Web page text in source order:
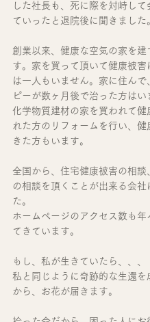
した社長も、死に際を対峙して
ていったと退院後に聞きました
創業以来、健康な空気の家を建
す。家を買って頂いて健康被害
は一人もいません。家に住んで
ピーが数ヶ月後で治った方はい
化学物質建材の家を買われて健
れた方のリフォームを行い、健
きた方もいます。
全国から、住宅健康被害の相談
の相談を頂くことが出来る会社
た。
ホームページのアクセス数も年
てきています。
もし、私が生きていたら、、、
私と同じように奇跡的な生還を
から、お花が届きます。